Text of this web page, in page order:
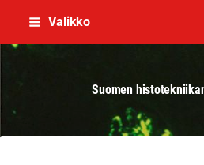
Siirry
Valikko
Suomen